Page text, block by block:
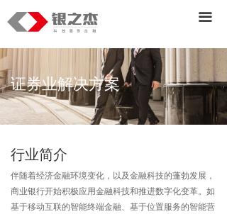
끀
首页
产品
服务&解决方案
战略业务
证券业解决方案
伴随着经济金融环境变化，以及金融科技的蓬勃发展，
商业银行开始积极应用金融科技和推进数字化变革。如
基于移动互联的智能终端金融、基于位置服务的智能营
行业简介